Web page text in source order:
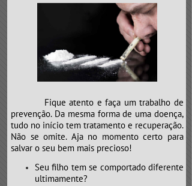
Fique atento e faça um trabalho de
prevenção. Da mesma forma de uma doença,
tudo no início tem tratamento e recuperação.
Não se omite. Aja no momento certo para
salvar o seu bem mais precioso!
Seu filho tem se comportado diferente
ultimamente?